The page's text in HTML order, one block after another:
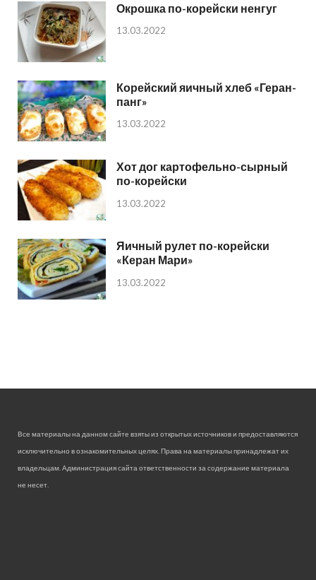
Окрошка по-корейски ненгуг
13.03.2022
Корейский яичный хлеб «Геран-
панг»
13.03.2022
Хот дог картофельно-сырный
по-корейски
13.03.2022
Яичный рулет по-корейски
«Керан Мари»
13.03.2022
Все материалы на данном сайте взяты из открытых источников и предоставляются
исключительно в ознакомительных целях. Права на материалы принадлежат их
владельцам. Администрация сайта ответственности за содержание материала
не несет.